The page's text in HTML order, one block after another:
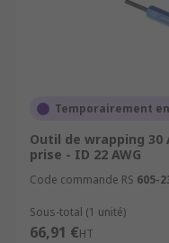
Temporairement
Outil de wrapping 30
prise - ID 22 AWG
Code commande RS 605-
Sous-total (1 unité)
66,91 €HT